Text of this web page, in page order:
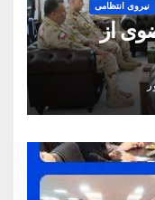
نیروی انتظامی
از